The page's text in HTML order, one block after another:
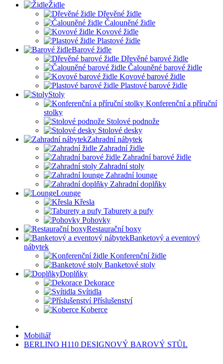
Židle
Dřevěné židle
Čalouněné židle
Kovové židle
Plastové židle
Barové židle
Dřevěné barové židle
Čalouněné barové židle
Kovové barové židle
Plastové barové židle
Stoly
Konferenční a příruční
stolky
Stolové podnože
Stolové desky
Zahradní nábytek
Zahradní židle
Zahradní barové židle
Zahradní stoly
Zahradní lounge
Zahradní doplňky
Lounge
Křesla
Taburety a pufy
Pohovky
Restaurační boxy
Banketový a eventový
nábytek
Konferenční židle
Banketové stoly
Doplňky
Dekorace
Svítidla
Příslušenství
Koberce
Mobiliář
BERLINO H110 DESIGNOVÝ BAROVÝ STŮL